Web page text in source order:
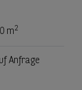
m2
Anfrage